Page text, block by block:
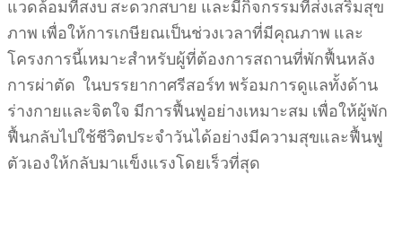
แวดล้อมที่สงบ สะดวกสบาย และมีกิจกรรมที่ส่งเสริมสุข
ภาพ เพื่อให้การเกษียณเป็นช่วงเวลาที่มีคุณภาพ และ
โครงการนี้เหมาะสำหรับผู้ที่ต้องการสถานที่พักฟื้นหลัง
การผ่าตัด ในบรรยากาศรีสอร์ท พร้อมการดูแลทั้งด้าน
ร่างกายและจิตใจ มีการฟื้นฟูอย่างเหมาะสม เพื่อให้ผู้พัก
ฟื้นกลับไปใช้ชีวิตประจำวันได้อย่างมีความสุขและฟื้นฟู
ตัวเองให้กลับมาแข็งแรงโดยเร็วที่สุด